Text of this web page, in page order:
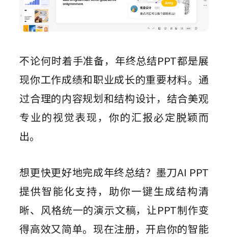
不论何时着手准备，年终总结PPT都是展
现你工作成绩和职业成长的重要材料。通
过合理的内容规划和结构设计，结合美观
专业的视觉表现，你的汇报必定脱颖而
出。
想更快更好地完成年终总结？墨刀AI PPT
提供智能化支持，助你一键生成结构清
晰、风格统一的演示文稿，让PPT制作变
得高效又简单。现在注册，开启你的智能